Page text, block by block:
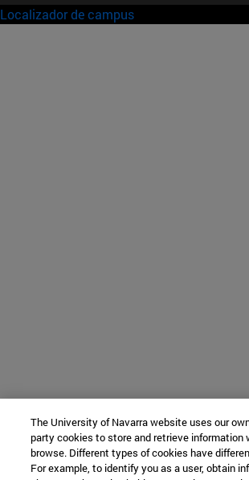
Localizador de campus
The University of Navarra website uses our
party cookies to store and retrieve information
browse. Different types of cookies have
For example, to identify you as a user, obtain